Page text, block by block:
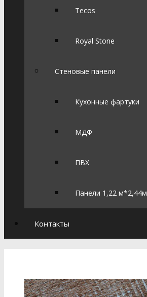
Tecos
Royal Stone
Стеновые панели
Кухонные фартуки
МДФ
ПВХ
Панели 1,22 м*2,44м
Контакты